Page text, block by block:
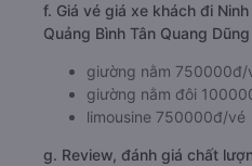
f. Giá vé giá xe khách đi
Quảng Bình Tân Quang Dũng
giường nằm 750000đ/
giường nằm đôi
limousine 750000đ/vé
g. Review, đánh giá chất